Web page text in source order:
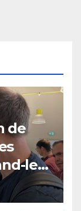
de
les-